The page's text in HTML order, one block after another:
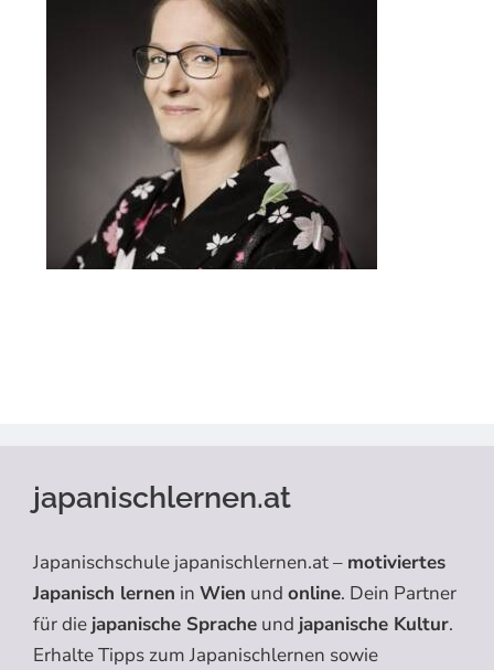
japanischlernen.at
Japanischschule japanischlernen.at – motiviertes
Japanisch lernen in Wien und online. Dein Partner
für die japanische Sprache und japanische Kultur.
Erhalte Tipps zum Japanischlernen sowie